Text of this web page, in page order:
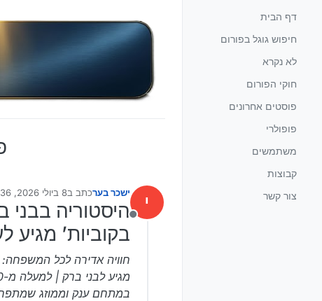
דף הבית
חיפוש גוגל בפורום
לא נקרא
חוקי הפורום
פוסטים אחרונים
פופולרי
משתמשים
קבוצות
צור קשר
י
מנותק
ישכר בערכתב ב8 ביולי 2026, 11:36
נערך לאחרונה על
היסטוריה בבני
בקוביות’ מגיע
חוויה אדירה לכל המשפחה: